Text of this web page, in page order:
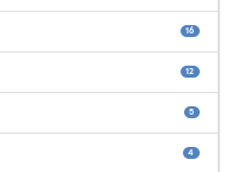
16
12
5
4